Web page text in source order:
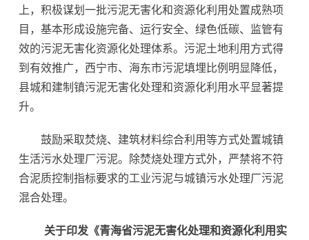
上，积极谋划一批污泥无害化和资源化利用处置成熟项
目，基本形成设施完备、运行安全、绿色低碳、监管有
效的污泥无害化资源化处理体系。污泥土地利用方式得
到有效推广，西宁市、海东市污泥填埋比例明显降低，
县城和建制镇污泥无害化处理和资源化利用水平显著提
升。
鼓励采取焚烧、建筑材料综合利用等方式处置城镇
生活污水处理厂污泥。除焚烧处理方式外，严禁将不符
合泥质控制指标要求的工业污泥与城镇污水处理厂污泥
混合处理。
关于印发《青海省污泥无害化处理和资源化利用实